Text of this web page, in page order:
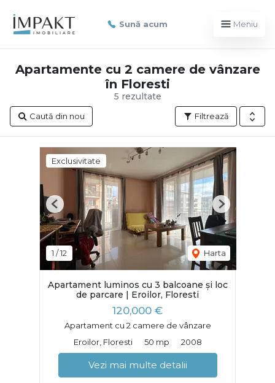
Sună acum Meniu
5 rezultate
Apartamente cu 2 camere de vânzare
în Floresti
Filtrează
Caută din nou
Exclusivitate
1 /12 Harta
Previous Next
Apartament luminos cu 3 balcoane și loc
de parcare | Eroilor, Floresti
120,000 €
Apartament cu 2 camere de vânzare
Eroilor, Floresti
50 mp 2008
Vezi mai multe detalii